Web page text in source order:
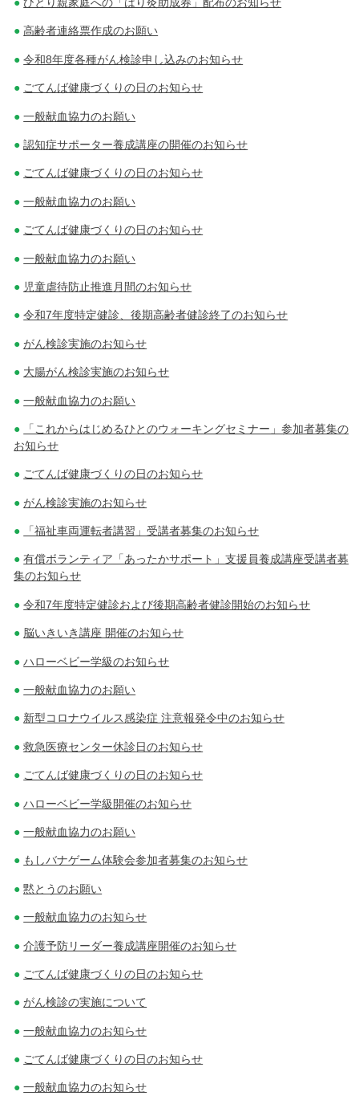
高齢者連絡票作成のお願い
令和8年度各種がん検診申し込みのお知らせ
ごてんば健康づくりの日のお知らせ
一般献血協力のお願い
認知症サポーター養成講座の開催のお知らせ
ごてんば健康づくりの日のお知らせ
一般献血協力のお願い
ごてんば健康づくりの日のお知らせ
一般献血協力のお願い
児童虐待防止推進月間のお知らせ
令和7年度特定健診、後期高齢者健診終了のお知らせ
がん検診実施のお知らせ
大腸がん検診実施のお知らせ
一般献血協力のお願い
「これからはじめるひとのウォーキングセミナー」参加者募集の
お知らせ
ごてんば健康づくりの日のお知らせ
がん検診実施のお知らせ
「福祉車両運転者講習」受講者募集のお知らせ
有償ボランティア「あったかサポート」支援員養成講座受講者募
集のお知らせ
令和7年度特定健診および後期高齢者健診開始のお知らせ
脳いきいき講座 開催のお知らせ
ハローベビー学級のお知らせ
一般献血協力のお願い
新型コロナウイルス感染症 注意報発令中のお知らせ
救急医療センター休診日のお知らせ
ごてんば健康づくりの日のお知らせ
ハローベビー学級開催のお知らせ
一般献血協力のお願い
もしバナゲーム体験会参加者募集のお知らせ
黙とうのお願い
一般献血協力のお知らせ
介護予防リーダー養成講座開催のお知らせ
ごてんば健康づくりの日のお知らせ
がん検診の実施について
一般献血協力のお知らせ
ごてんば健康づくりの日のお知らせ
一般献血協力のお知らせ